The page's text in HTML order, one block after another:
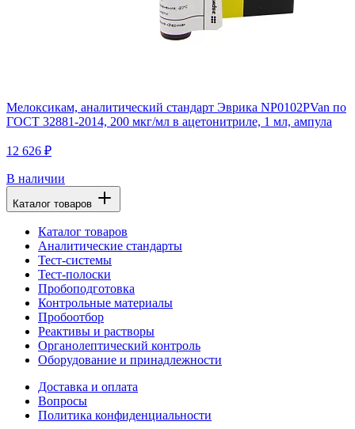
Мелоксикам, аналитический стандарт Эврика NP0102PVan по
ГОСТ 32881-2014, 200 мкг/мл в ацетонитриле, 1 мл, ампула
12 626 ₽
В наличии
Каталог товаров
Каталог товаров
Аналитические стандарты
Тест-системы
Тест-полоски
Пробоподготовка
Контрольные материалы
Пробоотбор
Реактивы и растворы
Органолептический контроль
Оборудование и принадлежности
Доставка и оплата
Вопросы
Политика конфиденциальности